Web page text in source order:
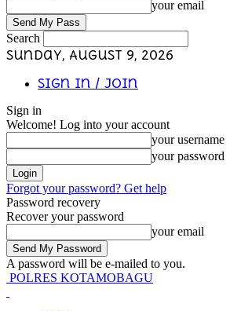
your email
Search
Sunday, August 9, 2026
Sign in / Join
Sign in
Welcome! Log into your account
your username
your password
Forgot your password? Get help
Password recovery
Recover your password
your email
A password will be e-mailed to you.
POLRES KOTAMOBAGU